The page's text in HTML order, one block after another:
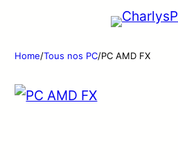
Home/Tous nos PC/PC AMD FX